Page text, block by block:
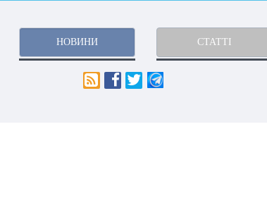
НОВИНИ СТАТТІ